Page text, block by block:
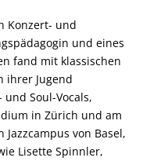
Konzert- und
und eines
fand mit klassischen
ihrer Jugend
Soul-Vocals,
in Zürich und am
von Basel,
Lisette Spinnler,